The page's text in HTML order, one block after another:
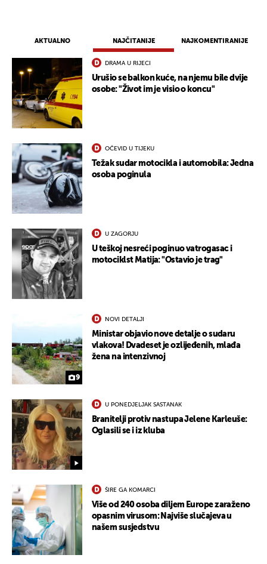
AKTUALNO NAJČITANIJE NAJKOMENTIRANIJE
DRAMA U RIJECI
Urušio se balkon kuće, na njemu bile dvije
osobe: "Život im je visio o koncu"
OČEVID U TIJEKU
Težak sudar motocikla i automobila: Jedna
osoba poginula
U ZAGORJU
U teškoj nesreći poginuo vatrogasac i
motociklst Matija: "Ostavio je trag"
9
NOVI DETALJI
Ministar objavio nove detalje o sudaru
vlakova! Dvadeset je ozlijeđenih, mlađa
žena na intenzivnoj
U PONEDJELJAK SASTANAK
Branitelji protiv nastupa Jelene Karleuše:
Oglasili se i iz kluba
ŠIRE GA KOMARCI
Više od 240 osoba diljem Europe zaraženo
opasnim virusom: Najviše slučajeva u
našem susjedstvu